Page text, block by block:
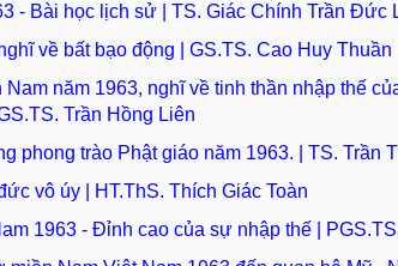
- Bài học lịch sử | TS. Giác Chính Trần Đức
về bất bạo động | GS.TS. Cao Huy Thuần
năm 1963, nghĩ về tinh thần nhập thế
Trần Hồng Liên
phong trào Phật giáo năm 1963. | TS. Trần
vô úy | HT.ThS. Thích Giác Toàn
1963 - Đỉnh cao của sự nhập thế |